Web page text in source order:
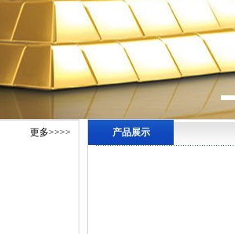
更多>>>> 产品展示